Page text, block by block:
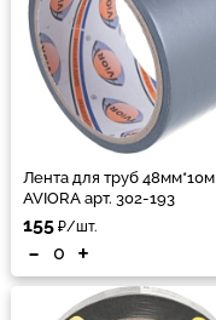
Лента для труб 48мм*10м
AVIORA арт. 302-193
155 ₽/шт.
- +